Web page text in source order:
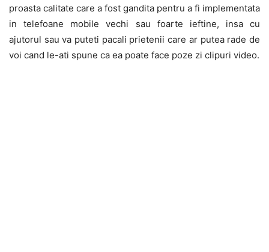
proasta calitate care a fost gandita pentru a fi implementata
in telefoane mobile vechi sau foarte ieftine, insa cu
ajutorul sau va puteti pacali prietenii care ar putea rade de
voi cand le-ati spune ca ea poate face poze zi clipuri video.